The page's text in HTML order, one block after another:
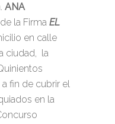
ANA
la Firma EL
en calle
ciudad, la
a fin de cubrir el
en la